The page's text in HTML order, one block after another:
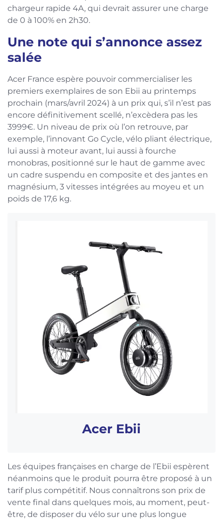
chargeur rapide 4A, qui devrait assurer une charge
de 0 à 100% en 2h30.
Une note qui s’annonce assez
salée
Acer France espère pouvoir commercialiser les
premiers exemplaires de son Ebii au printemps
prochain (mars/avril 2024) à un prix qui, s’il n’est pas
encore définitivement scellé, n’excèdera pas les
3999€. Un niveau de prix où l’on retrouve, par
exemple, l’innovant Go Cycle, vélo pliant électrique,
lui aussi à moteur avant, lui aussi à fourche
monobras, positionné sur le haut de gamme avec
un cadre suspendu en composite et des jantes en
magnésium, 3 vitesses intégrées au moyeu et un
poids de 17,6 kg.
Acer Ebii
Les équipes françaises en charge de l’Ebii espèrent
néanmoins que le produit pourra être proposé à un
tarif plus compétitif. Nous connaîtrons son prix de
vente final dans quelques mois, au moment, peut-
être, de disposer du vélo sur une plus longue